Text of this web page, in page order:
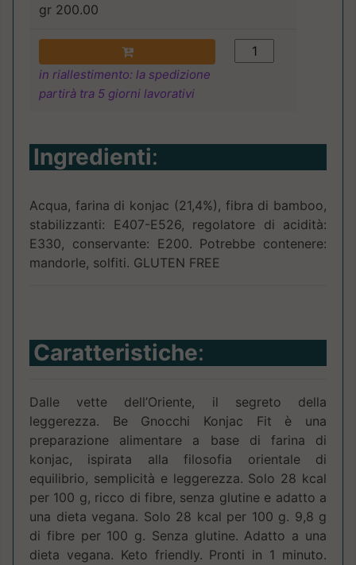
gr 200.00
in riallestimento: la spedizione
partirà tra 5 giorni lavorativi
Ingredienti:
Acqua, farina di konjac (21,4%), fibra di bamboo,
stabilizzanti: E407-E526, regolatore di acidità:
E330, conservante: E200. Potrebbe contenere:
mandorle, solfiti. GLUTEN FREE
Caratteristiche:
Dalle vette dell’Oriente, il segreto della
leggerezza. Be Gnocchi Konjac Fit è una
preparazione alimentare a base di farina di
konjac, ispirata alla filosofia orientale di
equilibrio, semplicità e leggerezza. Solo 28 kcal
per 100 g, ricco di fibre, senza glutine e adatto a
una dieta vegana. Solo 28 kcal per 100 g. 9,8 g
di fibre per 100 g. Senza glutine. Adatto a una
dieta vegana. Keto friendly. Pronti in 1 minuto.